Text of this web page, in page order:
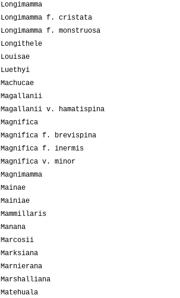
Longimamma
Longimamma f. cristata
Longimamma f. monstruosa
Longithele
Louisae
Luethyi
Machucae
Magallanii
Magallanii v. hamatispina
Magnifica
Magnifica f. brevispina
Magnifica f. inermis
Magnifica v. minor
Magnimamma
Mainae
Mainiae
Mammillaris
Manana
Marcosii
Marksiana
Marnierana
Marshalliana
Matehuala